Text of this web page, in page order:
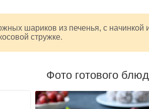
шариков из печенья, с начинкой
стружке.
Фото готового